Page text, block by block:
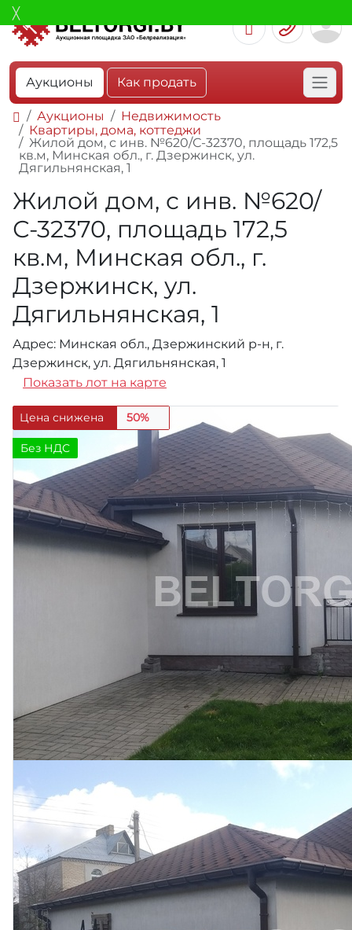
Аукционы Как продать
Аукционы
Недвижимость
Квартиры, дома, коттеджи
Жилой дом, с инв. №620/С-32370, площадь 172,5
кв.м, Минская обл., г. Дзержинск, ул.
Дягильнянская, 1
Жилой дом, с инв. №620/
С-32370, площадь 172,5
кв.м, Минская обл., г.
Дзержинск, ул.
Дягильнянская, 1
Адрес: Минская обл., Дзержинский р-н, г.
Дзержинск, ул. Дягильнянская, 1
Показать лот на карте
Цена снижена 50%
Без НДС